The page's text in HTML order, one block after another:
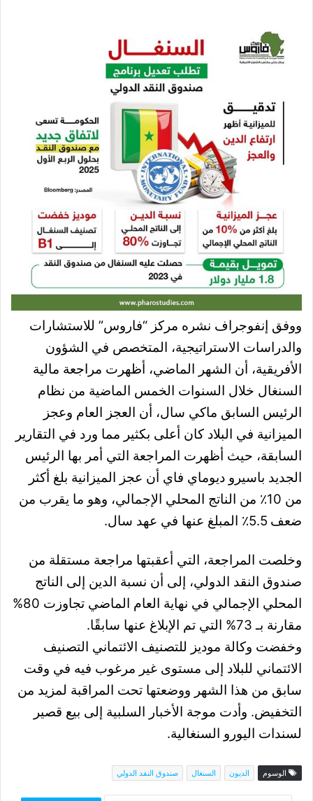
ووفق إنفوجراف نشره مركز “فاروس” للاستشارات
والدراسات الاستراتيجية، المتخصص في الشؤون
الأفريقية، أن الشهر الماضي، أظهرت مراجعة مالية
السنغال خلال السنوات الخمس الماضية من نظام
الرئيس السابق ماكي سال، أن العجز العام وعجز
الميزانية في البلاد كان أعلى بكثير مما ورد في التقارير
السابقة، حيث أظهرت المراجعة التي أمر بها الرئيس
الجديد باسيرو ديوماي فاي أن عجز الميزانية بلغ أكثر
من 10٪ من الناتج المحلي الإجمالي، وهو ما يقرب من
ضعف 5.5٪ المبلغ عنها في عهد سال.
وخلصت المراجعة، التي أعقبتها مراجعة مستقلة من
صندوق النقد الدولي، إلى أن نسبة الدين إلى الناتج
المحلي الإجمالي في نهاية العام الماضي تجاوزت 80%
مقارنة بـ 73% التي تم الإبلاغ عنها سابقًا.
وخفضت وكالة موديز للتصنيف الائتماني التصنيف
الائتماني للبلاد إلى مستوى غير مرغوب فيه في وقت
سابق من هذا الشهر ووضعتها تحت المراقبة لمزيد من
التخفيض. وأدت موجة الأخبار السلبية إلى بيع قصير
لسندات اليورو السنغالية.
الوسوم الديون السنغال صندوق النقد الدولي